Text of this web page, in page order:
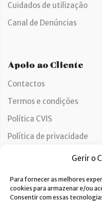
Gerir o
Para fornecer as melhores
cookies para armazenar e/ou
Consentir com essas
Cuidados de utilização
Canal de Denúncias
Apoio ao Cliente
Contactos
Termos e condições
Política CVIS
Política de privacidade
Política de cookies